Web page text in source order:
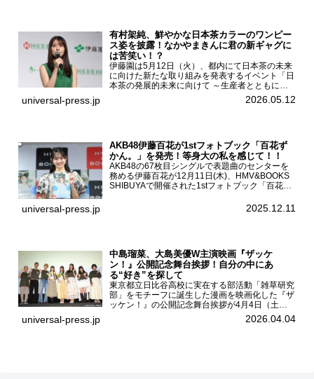
有村架純、鮮やかな日本茶カラーのワンピー
ス姿を披露！なかやまきんに君の新ギャグに
は苦笑い！？
伊藤園は5月12日（火）、都内にて日本茶の未来
に向けた新たな取り組みを発表するイベント「日
本茶の発展的未来に向けて ～生産者とともに。
日本茶を世界へ～」を開催。イベントには伊藤園
のCMキャラクターを務める有村架純、伊藤園よ
universal-press.jp 2026.05.12
AKB48伊藤百花が1stフォトブック「百花ず
かん。」を発売！等身大の私を感じて！！
AKB48の67枚目シングルで表題曲のセンターを
務める伊藤百花が12月11日(木)、HMV&BOOKS
SHIBUYAで開催された1stフォトブック「百花ず
した。AKB48伊藤百花1stフォトブッ...
universal-press.jp 2025.12.11
中島瑠菜、大島美優W主演映画『ザッケ
ン！』公開記念舞台挨拶！自分の中にあ
る“好き”を探して
東京都立日比谷高校に実在する部活動「雑草研究
部」をモチーフに誕生した漫画を映画化した『ザ
ッケン！』の公開記念舞台挨拶が4月4日（土）
ユナイテッドシネマお台場で開催され、出演者の
中島瑠菜、大島美優、八神遼介（ICEx）、阿佐
universal-press.jp 2026.04.04